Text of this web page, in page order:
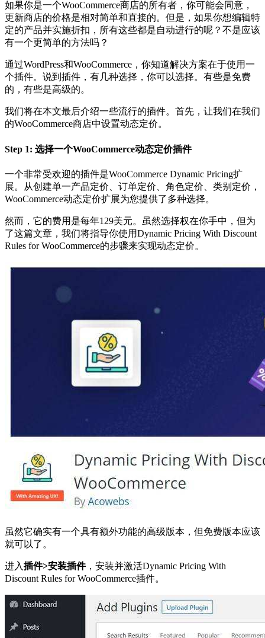
如果你是一个WooCommerce商店的所有者，你可能会同意，
更新商店的价格是相对简单和直接的。但是，如果你想编辑特
定的产品并实施折扣，所有这些都是自动进行的呢？不是应该
有一个更简单的方法吗？
通过WordPress和WooCommerce，你知道解决方案在于使用一
个插件。说到插件，有几种选择，你可以选择。有些是免费
的，有些是高级的。
我们将在本文最后介绍一些流行的插件。首先，让我们在我们
的WooCommerce商店中设置动态定价。
Step 1: 选择一个WooCommerce动态定价插件
一个非常受欢迎的插件是WooCommerce Dynamic Pricing扩
展。从创建单一产品定价、订单定价、角色定价、类别定价，
WooCommerce动态定价扩展为您提供了多种选择。
然而，它的费用是每年129美元。虽然选择权在你手中，但为
了这篇文章，我们将指导你使用Dynamic Pricing With Discount
Rules for WooCommerce的步骤来实现动态定价。
虽然它确实有一个具有额外功能的高级版本，但免费版本应该
就可以了。
进入插件>安装插件，安装并激活Dynamic Pricing With
Discount Rules for WooCommerce插件。